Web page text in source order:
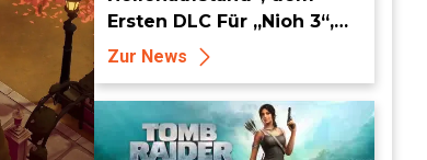
Ersten DLC Für „Nioh 3“,
ab dem 19. August in die
Keian-Ära!
Zur News